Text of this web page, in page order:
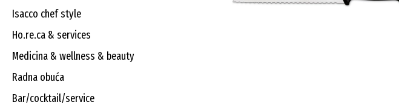
isacco chef style
ho.re.ca & services
medicina & wellness & beauty
radna obuća
bar/cocktail/service